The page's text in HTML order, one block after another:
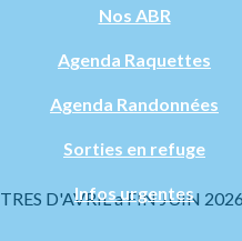
Nos ABR
Agenda Raquettes
Agenda Randonnées
Sorties en refuge
Infos urgentes
D'AVRIL a FIN JUIN